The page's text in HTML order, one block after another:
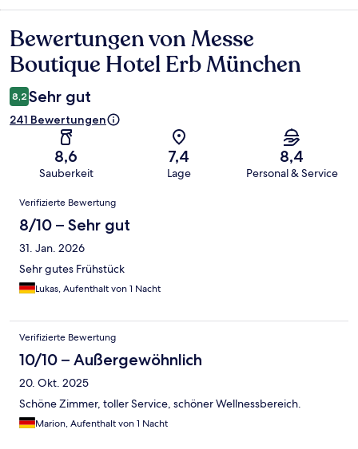
Bewertungen
Bewertungen von Messe
Boutique Hotel Erb München
8,2 Sehr gut
241 Bewertungen
8,6
Sauberkeit
7,4
Lage
8,4
Personal & Service
Bewertungen
Verifizierte Bewertung
8/10 – Sehr gut
31. Jan. 2026
Sehr gutes Frühstück
Lukas, Aufenthalt von 1 Nacht
Verifizierte Bewertung
10/10 – Außergewöhnlich
20. Okt. 2025
Schöne Zimmer, toller Service, schöner Wellnessbereich.
Marion, Aufenthalt von 1 Nacht